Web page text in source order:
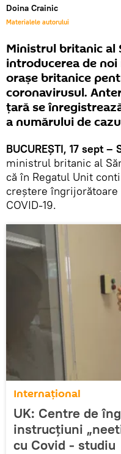
Doina Crainic
Materialele autorului
Ministrul britanic al
introducerea de
orașe britanice
coronavirusul.
ţară se
a numărului de
BUCUREŞTI, 17 sept –
ministrul britanic al
că în Regatul Unit
creştere îngrijorătoare
COVID-19.
Internaţional
UK: Centre de
instrucţiuni
cu Covid - studiu